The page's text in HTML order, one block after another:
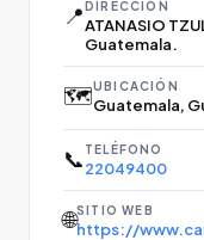
📍DIRECCIÓN
ATANASIO
Guatemala.
🗺️UBICACIÓN
Guatemala,
📞 TELÉFONO
22049400
🌐SITIO WEB
https://